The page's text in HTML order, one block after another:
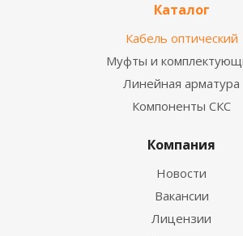
Каталог
Кабель оптический
Муфты и
Линейная арматура
Компоненты СКС
Компания
Новости
Вакансии
Лицензии